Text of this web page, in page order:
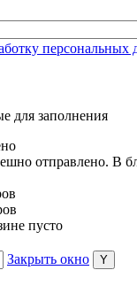
персональных
для заполнения
отправлено. В
пусто
Закрыть окно